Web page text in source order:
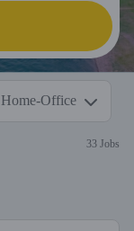
Home-Office
33 Jobs